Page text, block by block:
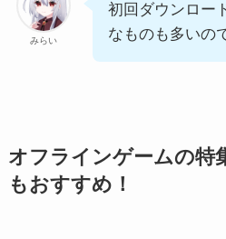
みらい
初回ダウンロー
なものも多いの
オフラインゲームの特
もおすすめ！